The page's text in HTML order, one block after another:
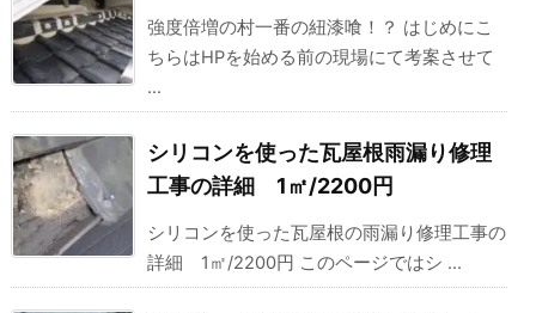
強度倍増の村一番の紐漆喰！？ はじめにこ
ちらはHPを始める前の現場にて考案させて
...
シリコンを使った瓦屋根雨漏り修理
工事の詳細 1㎡/2200円
シリコンを使った瓦屋根の雨漏り修理工事の
詳細 1㎡/2200円 このページではシ ...